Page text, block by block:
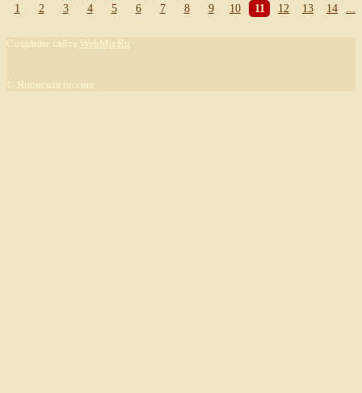
1
2 3 4 5 6 7 8 9 10 11 12 13 14
Создание сайта WebMir.Ru
Японская поэзия